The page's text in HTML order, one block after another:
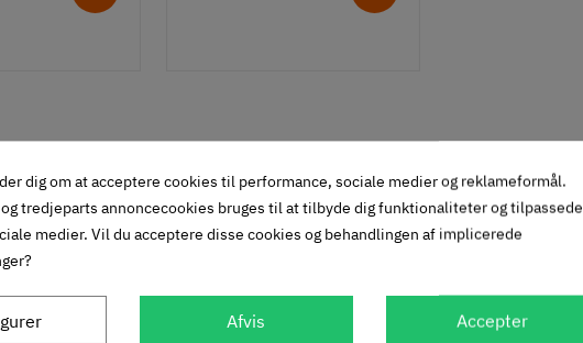
dig om at acceptere cookies til performance, sociale medier og reklameformål.
tredjeparts annoncecookies bruges til at tilbyde dig funktionaliteter og tilpassede
medier. Vil du acceptere disse cookies og behandlingen af implicerede
Afvis Accepter